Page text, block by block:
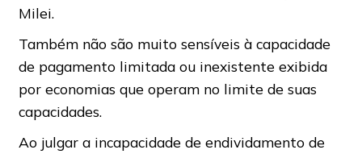
Milei.
Também não são muito sensíveis à capacidade
de pagamento limitada ou inexistente exibida
por economias que operam no limite de suas
capacidades.
Ao julgar a incapacidade de endividamento de